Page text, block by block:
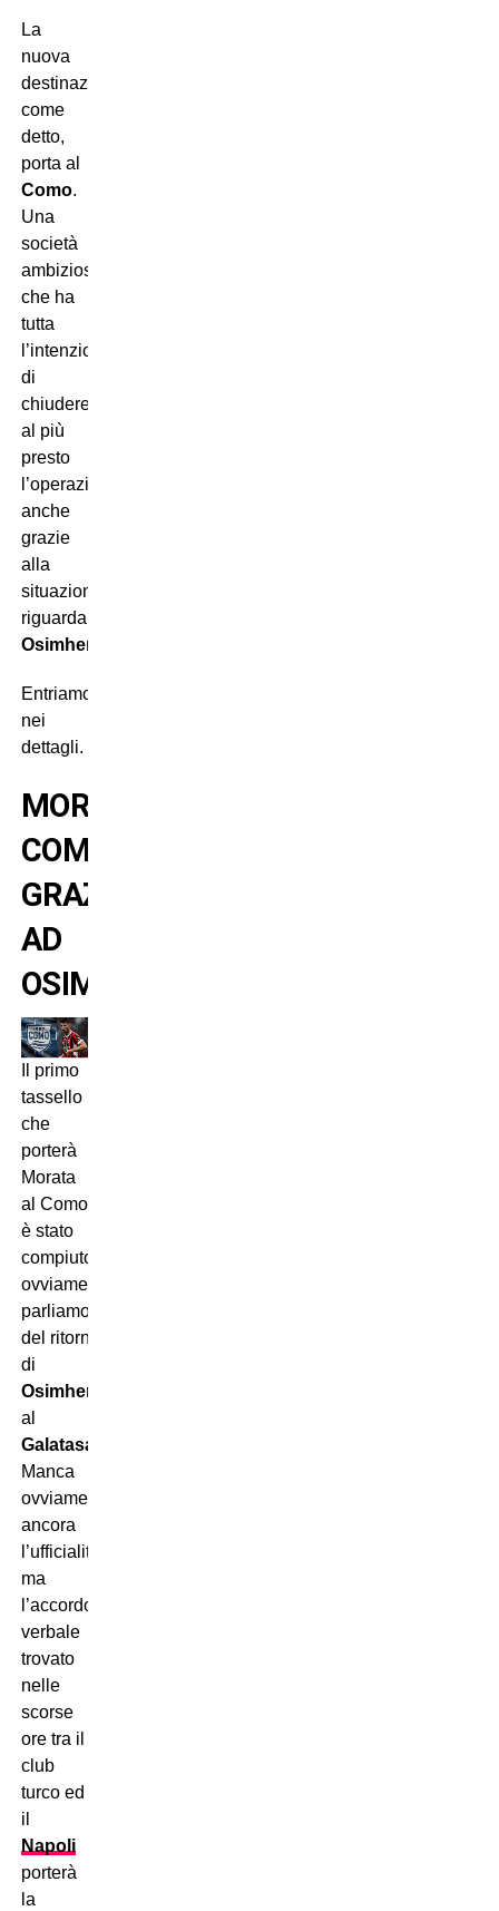
La
nuova
destinazione,
come
detto,
porta al
Como.
Una
società
ambiziosa
che ha
tutta
l’intenzione
di
chiudere
al più
presto
l’operazione,
anche
grazie
alla
situazione
riguardante
Osimhen
Entriamo
nei
dettagli.
MORATA-
COMO
GRAZIE
AD
OSIMHEN
Il primo
tassello
che
porterà
Morata
al Como
è stato
compiuto:
ovviamente
parliamo
del ritorno
di
Osimhen
al
Galatasaray
Manca
ovviamente
ancora
l’ufficialità,
ma
l’accordo
verbale
trovato
nelle
scorse
ore tra il
club
turco ed
il
Napoli
porterà
la